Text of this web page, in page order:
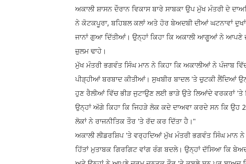
ਅਕਾਲੀ ਸ਼ਾਸਨ ਦੌਰਾਨ ਵਿਕਾਸ ਬਾਰੇ ਸਾਬਕਾ ਉਪ ਮੁੱਖ ਮੰਤਰੀ ਦੇ
ਨੇ ਕੋਟਕਪੂਰਾ, ਬਹਿਬਲ ਕਲਾਂ ਅਤੇ ਹੋਰ ਬੇਅਦਬੀ ਦੀਆਂ ਘਟਨਾਵਾਂ
ਜਾਨਾਂ ਗੁਆ ਦਿੱਤੀਆਂ। ਉਨ੍ਹਾਂ ਕਿਹਾ ਕਿ ਅਕਾਲੀ ਆਗੂਆਂ ਨੇ ਆਪਣੇ
ਜ਼ੁਲਮ ਢਾਹੇ।
ਮੁੱਖ ਮੰਤਰੀ ਭਗਵੰਤ ਸਿੰਘ ਮਾਨ ਨੇ ਕਿਹਾ ਕਿ ਅਕਾਲੀਆਂ ਨੇ ਪੰਜਾਬ
ਪੀੜ੍ਹੀਆਂ ਬਰਬਾਦ ਕੀਤੀਆਂ। ਸੁਖਬੀਰ ਬਾਦਲ 'ਤੇ ਚੁਟਕੀ ਲੈਂਦਿਆਂ
ਹੁਣ ਰੈਲੀਆਂ ਵਿੱਚ ਭੀੜ ਜੁਟਾਉਣ ਲਈ ਭਾੜੇ ਉਤੇ ਲਿਆਂਦੇ ਵਰਕਰਾਂ 'ਤੇ
ਉਨ੍ਹਾਂ ਅੱਗੇ ਕਿਹਾ ਕਿ ਜਿਹੜੇ ਲੋਕ ਕਦੇ ਦਾਅਵਾ ਕਰਦੇ ਸਨ ਕਿ ਉਹ
ਲੋਕਾਂ ਨੇ ਰਾਜਨੀਤਿਕ ਤੌਰ 'ਤੇ ਰੱਦ ਕਰ ਦਿੱਤਾ ਹੈ।"
ਅਕਾਲੀ ਲੀਡਰਸ਼ਿਪ 'ਤੇ ਵਰ੍ਹਦਿਆਂ ਮੁੱਖ ਮੰਤਰੀ ਭਗਵੰਤ ਸਿੰਘ
ਹਿੱਤਾਂ ਮੁਤਾਬਕ ਗਿਰਗਿਟ ਵਾਂਗ ਰੰਗ ਬਦਲੇ। ਉਨ੍ਹਾਂ ਦੱਸਿਆ ਕਿ